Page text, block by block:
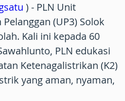
) - PLN Unit
(UP3) Solok
Kali ini kepada 60
PLN edukasi
Ketenagalistrikan (K2)
yang aman, nyaman,